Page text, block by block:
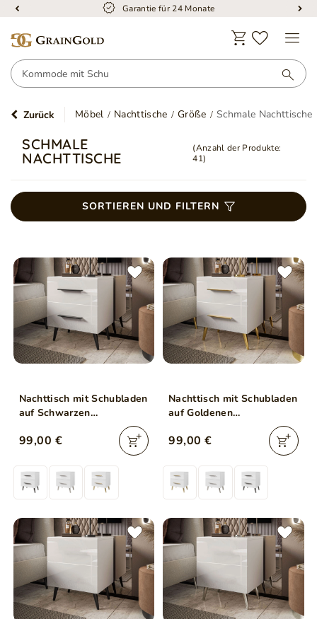
Garantie für 24 Monate
Zurück Möbel Nachttische Größe Schmale Nachttische
SCHMALE
NACHTTISCHE
(Anzahl der Produkte:
41)
SORTIEREN UND FILTERN
Nachttisch mit Schubladen
auf Schwarzen
Metallbeinen Noaé Lux
99,00 €
Nachttisch mit Schubladen
auf Goldenen
Metallbeinen Noaé Lux
99,00 €